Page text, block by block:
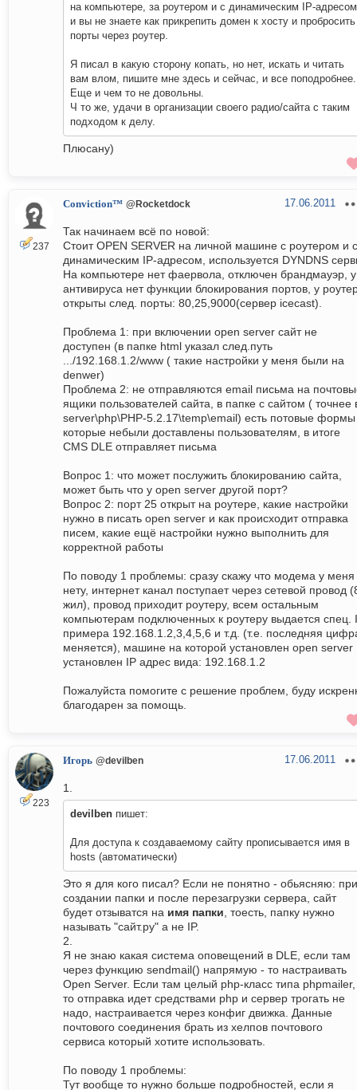
на компьютере, за роутером и с динамическим IP-
и вы не знаете как прикрепить домен к хосту и пробросить
порты через роутер.
Я писал в какую сторону копать, но нет, искать и читать
вам влом, пишите мне здесь и сейчас, и все поподробнее.
Еще и чем то не довольны.
Ч то же, удачи в организации своего радио/сайта с таким
подходом к делу.
Плюсану)
237
Conviction™ @Rocketdock 17.06.2011
Так начинаем всё по новой:
Стоит OPEN SERVER на личной машине с роутером и с
динамическим IP-адресом, используется DYNDNS
На компьютере нет фаервола, отключен брандмауэр, у
антивируса нет функции блокирования портов, у
открыты след. порты: 80,25,9000(сервер icecast).
Проблема 1: при включении open server сайт не
доступен (в папке html указал след.путь
.../192.168.1.2/www ( такие настройки у меня были на
denwer)
Проблема 2: не отправляются email письма на
ящики пользователей сайта, в папке с сайтом ( точнее
server\php\PHP-5.2.17\temp\email) есть потовые формы
которые небыли доставлены пользователям, в итоге
CMS DLE отправляет письма
Вопрос 1: что может послужить блокированию сайта,
может быть что у open server другой порт?
Вопрос 2: порт 25 открыт на роутере, какие настройки
нужно в писать open server и как происходит отправка
писем, какие ещё настройки нужно выполнить для
корректной работы
По поводу 1 проблемы: сразу скажу что модема у меня
нету, интернет канал поступает через сетевой провод
жил), провод приходит роутеру, всем остальным
компьютерам подключенных к роутеру выдается спец.
примера 192.168.1.2,3,4,5,6 и т.д. (т.е. последняя
меняется), машине на которой установлен open server
установлен IP адрес вида: 192.168.1.2
Пожалуйста помогите с решение проблем, буду
благодарен за помощь.
223
Игорь @devilben 17.06.2011
1.
devilben пишет:
Для доступа к создаваемому сайту прописывается имя в
hosts (автоматически)
Это я для кого писал? Если не понятно - обьясняю: при
создании папки и после перезагрузки сервера, сайт
будет отзыватся на имя папки , тоесть, папку нужно
называть "сайт.ру" а не IP.
2.
Я не знаю какая система оповещений в DLE, если там
через функцию sendmail() напрямую - то настраивать
Open Server. Если там целый php-класс типа phpmailer,
то отправка идет средствами php и сервер трогать не
надо, настраивается через конфиг движка. Данные
почтового соединения брать из хелпов почтового
сервиса который хотите использовать.
По поводу 1 проблемы:
Тут вообще то нужно больше подробностей, если я